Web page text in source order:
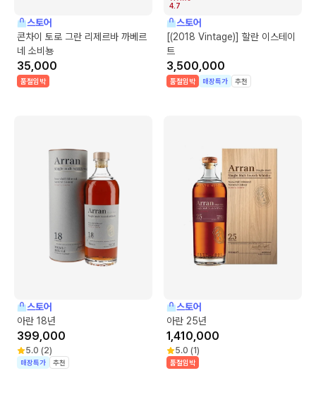
스토어
콘차이 토로 그란 리제르바 까베르
네 소비뇽
35,000
품절임박
4.7
스토어
[(2018 Vintage)] 할란 이스테이
트
3,500,000
품절임박 매장특가 추천
스토어
아란 18년
399,000
5.0 (2)
매장특가 추천
스토어
아란 25년
1,410,000
5.0 (1)
품절임박